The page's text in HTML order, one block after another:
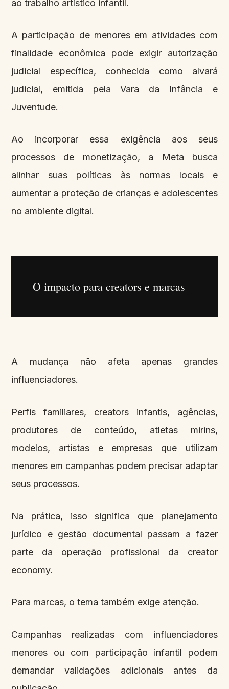
ao trabalho artístico infantil.
A participação de menores em atividades com
finalidade econômica pode exigir autorização
judicial específica, conhecida como alvará
judicial, emitida pela Vara da Infância e
Juventude.
Ao incorporar essa exigência aos seus
processos de monetização, a Meta busca
alinhar suas políticas às normas locais e
aumentar a proteção de crianças e adolescentes
no ambiente digital.
O impacto para creators e marcas
A mudança não afeta apenas grandes
influenciadores.
Perfis familiares, creators infantis, agências,
produtores de conteúdo, atletas mirins,
modelos, artistas e empresas que utilizam
menores em campanhas podem precisar adaptar
seus processos.
Na prática, isso significa que planejamento
jurídico e gestão documental passam a fazer
parte da operação profissional da creator
economy.
Para marcas, o tema também exige atenção.
Campanhas realizadas com influenciadores
menores ou com participação infantil podem
demandar validações adicionais antes da